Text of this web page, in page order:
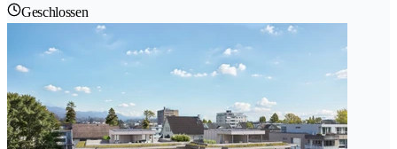
Geschlossen